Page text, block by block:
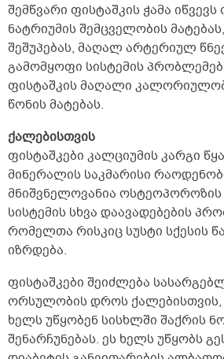
შემწვარი ფისტაშკის ჭამა იწვევს
ნატრიუმის შემცველობის
შეშუპებას, მაღალ არტერიულ
გამომყოფი სისტემის
ფისტაშკის მაღალი
წონის მატებას.
ქალებისთვის
ფისტაშკები კალციუმის კარგი
მინერალის საკმარისი
მნიშვნელოვანია
სისტემის სხვა დაავადებების
რომელთა რისკიც სუსტი სქესის
იზრდება.
ფისტაშკები შეიძლება
ორსულობის დროს ქალებისთვის,
ხელს უწყობენ სისხლში შაქრის
შენარჩუნებას. ეს ხელს უწყობს